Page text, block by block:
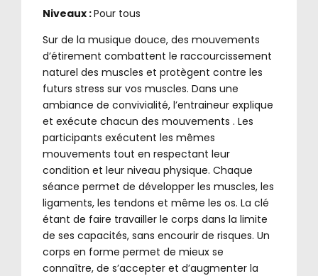
Niveaux :Pour tous
Sur de la musique douce, des mouvements
d’étirement combattent le raccourcissement
naturel des muscles et protègent contre les
futurs stress sur vos muscles. Dans une
ambiance de convivialité, l’entraineur explique
et exécute chacun des mouvements . Les
participants exécutent les mêmes
mouvements tout en respectant leur
condition et leur niveau physique. Chaque
séance permet de développer les muscles, les
ligaments, les tendons et même les os. La clé
étant de faire travailler le corps dans la limite
de ses capacités, sans encourir de risques. Un
corps en forme permet de mieux se
connaître, de s’accepter et d’augmenter la